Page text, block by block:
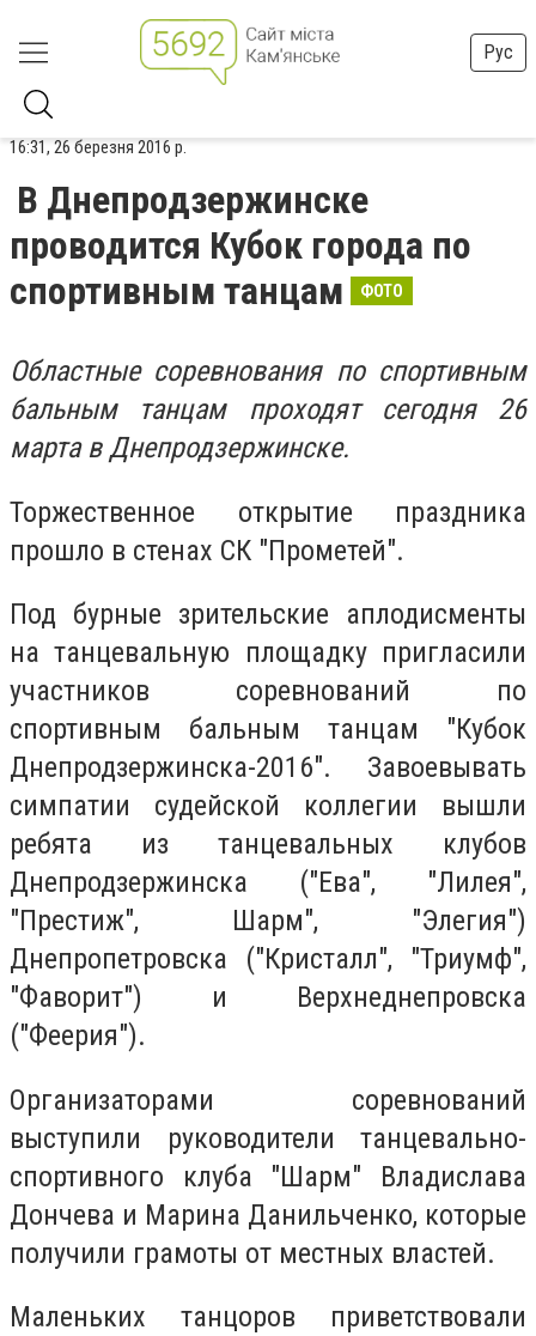
Рус
16:31, 26 березня 2016 р.
В Днепродзержинске
проводится Кубок города по
спортивным танцам
ФОТО
Областные соревнования по спортивным
бальным танцам проходят сегодня 26
марта в Днепродзержинске.
Торжественное открытие праздника
прошло в стенах СК "Прометей".
Под бурные зрительские аплодисменты
на танцевальную площадку пригласили
участников соревнований по
спортивным бальным танцам "Кубок
Днепродзержинска-2016". Завоевывать
симпатии судейской коллегии вышли
ребята из танцевальных клубов
Днепродзержинска ("Ева", "Лилея",
"Престиж", Шарм", "Элегия")
Днепропетровска ("Кристалл", "Триумф",
"Фаворит") и Верхнеднепровска
("Феерия").
Организаторами соревнований
выступили руководители танцевально-
спортивного клуба "Шарм" Владислава
Дончева и Марина Данильченко, которые
получили грамоты от местных властей.
Маленьких танцоров приветствовали